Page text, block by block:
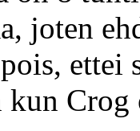
joten
ettei
Crog